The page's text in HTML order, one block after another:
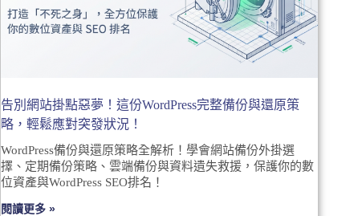
告別網站掛點惡夢！這份WordPress完整備份與還原策
略，輕鬆應對突發狀況！
WordPress備份與還原策略全解析！學會網站備份外掛選
擇、定期備份策略、雲端備份與資料遺失救援，保護你的數
位資產與WordPress SEO排名！
閱讀更多 »